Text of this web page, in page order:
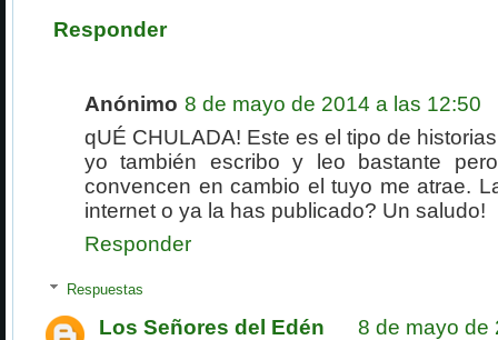
Responder
Anónimo 8 de mayo de 2014 a las 12:50
qUÉ CHULADA! Este es el tipo de
yo también escribo y leo bastante
convencen en cambio el tuyo me atrae.
internet o ya la has publicado? Un saludo!
Responder
Respuestas
Los Señores del Edén
8 de mayo de